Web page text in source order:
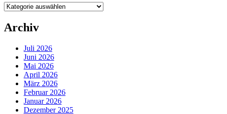
Kategorien
Archiv
Juli 2026
Juni 2026
Mai 2026
April 2026
März 2026
Februar 2026
Januar 2026
Dezember 2025